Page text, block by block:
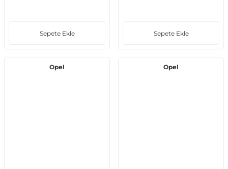
Sepete Ekle Sepete Ekle
Opel Opel